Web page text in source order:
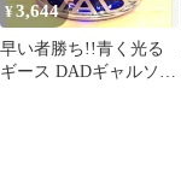
¥3,644
早い者勝ち!!青く光る
ギース DADギャルソン